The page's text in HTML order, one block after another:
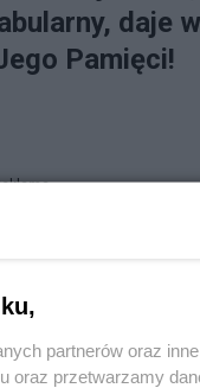
daje
Pamięci!
salonie 24 ,toteż
partnerów oraz
oraz przetwarzamy